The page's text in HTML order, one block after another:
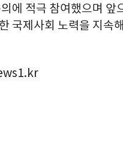
에 적극 참여했으며 앞
국제사회 노력을 지속